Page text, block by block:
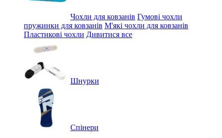
Чохли для ковзанів Гумові чохли
пружинки для ковзанів М'які чохли для ковзанів
Пластикові чохли Дивитися все
Шнурки
Спінери